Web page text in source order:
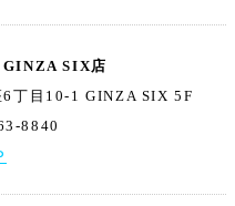
SIX店
6丁目10-1GINZA SIX 5F
8840